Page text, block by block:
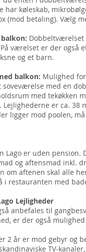
køleskab,
(mod betaling). Vælg
Dobbeltværelset
værelset er der også
og et barn.
balkon: Mulighed
med en
med tekøkken
er ca. 38
ligger mod poolen,
Lago er uden
og aftensmad inkl.
om aftenen skal alle
i restauranten med
Lejligheder
anbefales til
er der også
2 år er mod gebyr og
TV-